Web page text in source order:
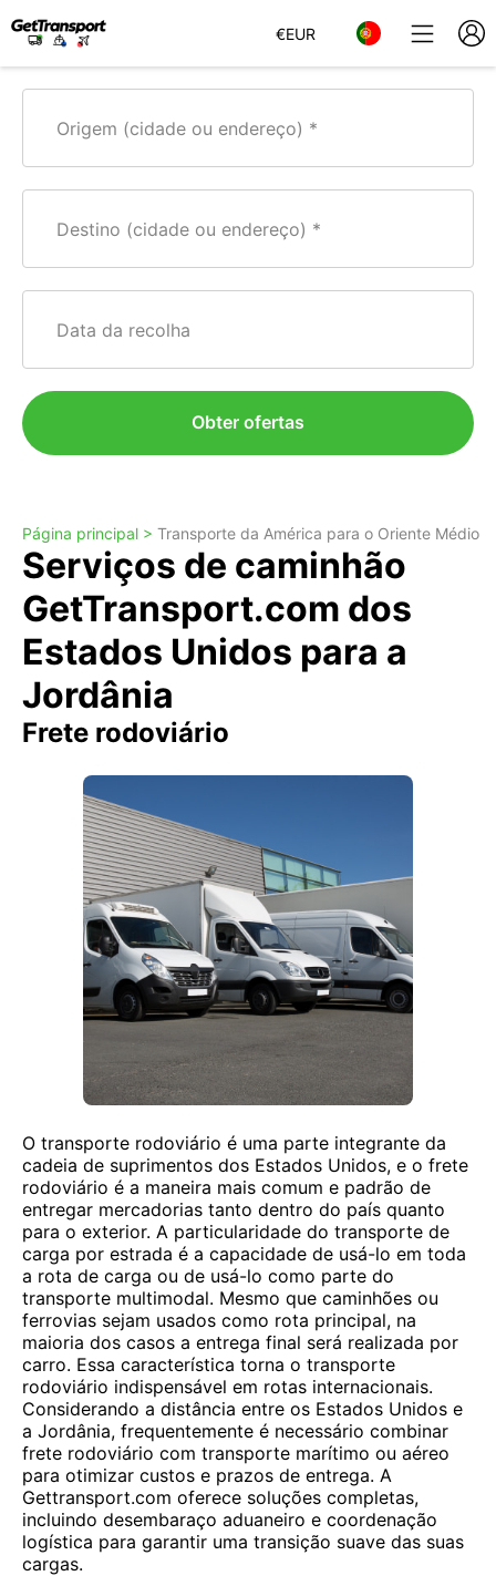
€EUR
Origem (cidade ou endereço)
Destino (cidade ou endereço)
Data da recolha
Obter ofertas
Página principal > Transporte da América para o Oriente Médio
Serviços de caminhão
GetTransport.com dos
Estados Unidos para a
Jordânia
Frete rodoviário
O transporte rodoviário é uma parte integrante da
cadeia de suprimentos dos Estados Unidos, e o frete
rodoviário é a maneira mais comum e padrão de
entregar mercadorias tanto dentro do país quanto
para o exterior. A particularidade do transporte de
carga por estrada é a capacidade de usá-lo em toda
a rota de carga ou de usá-lo como parte do
transporte multimodal. Mesmo que caminhões ou
ferrovias sejam usados ​​como rota principal, na
maioria dos casos a entrega final será realizada por
carro. Essa característica torna o transporte
rodoviário indispensável em rotas internacionais.
Considerando a distância entre os Estados Unidos e
a Jordânia, frequentemente é necessário combinar
frete rodoviário com transporte marítimo ou aéreo
para otimizar custos e prazos de entrega. A
Gettransport.com oferece soluções completas,
incluindo desembaraço aduaneiro e coordenação
logística para garantir uma transição suave das suas
cargas.